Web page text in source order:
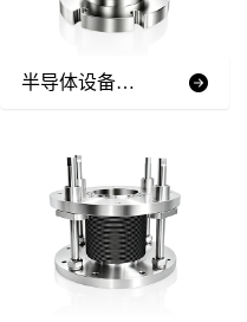
半导体设备波纹管